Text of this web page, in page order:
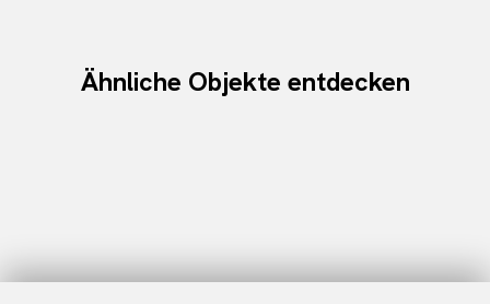
Ähnliche Objekte entdecken